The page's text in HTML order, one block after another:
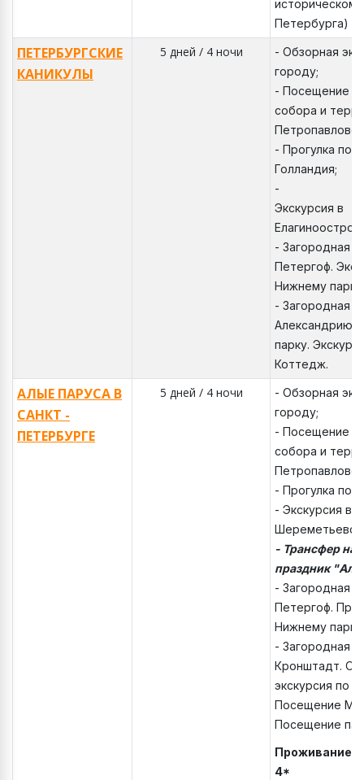
историческом
Петербурга)
ПЕТЕРБУРГСКИЕ
КАНИКУЛЫ
5 дней / 4 ночи
- Обзорная
городу;
- Посещение
собора и
- Прогулка по
Голландия;
-
Экскурсия в
- Загородная
Петергоф.
Нижнему парку;
- Загородная
Александрию.
парку.
Коттедж.
АЛЫЕ ПАРУСА В
САНКТ -
ПЕТЕРБУРГЕ
5 дней / 4 ночи
- Обзорная
городу;
- Посещение
собора и
- Прогулка по
- Экскурсия в
- Трансфер на
праздник
- Загородная
Петергоф.
Нижнему парку;
- Загородная
Кронштадт.
экскурсия по
Посещение
Посещение
Проживание
4*